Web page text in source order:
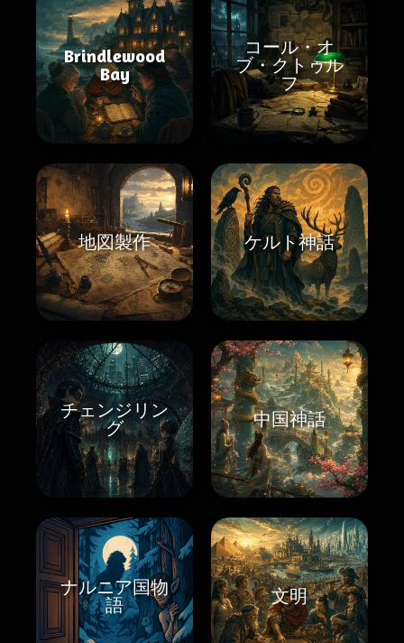
Brindlewood
Bay
コール・オ
ブ・クトゥル
フ
地図製作 ケルト神話
チェンジリン
グ
中国神話
ナルニア国物
語
文明